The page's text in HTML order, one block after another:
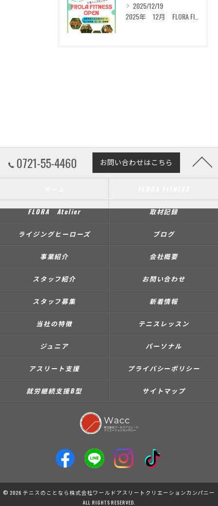
2025/12/19
2025年 12月 FLORA FITNESS OPEN 回想録
0721-55-4460 お問い合わせはこちら
FLORA Atelier 取材記録
ライジングヒーローズ ブログ
事業紹介 会社概要
スタッフ紹介 お問い合わせ
スタッフ募集 新着情報
当社の特徴 テニスレッスン
ジュニア パーソナル
アスリート支援 プライバシーポリシー
就労継続支援B型 サイトマップ
© 2026 テニスのことなら株式会社ワールドアスリートクリエーションカンパニー
ALL RIGHTS RESERVED.